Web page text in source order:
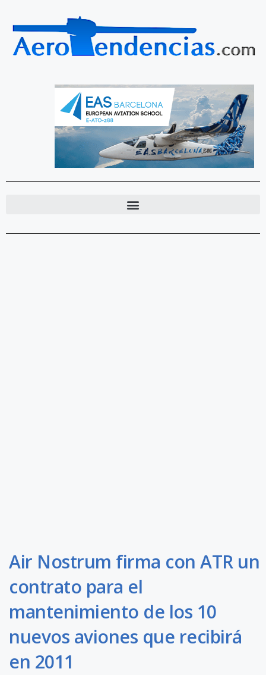
Air Nostrum firma con ATR un
contrato para el
mantenimiento de los 10
nuevos aviones que recibirá
en 2011